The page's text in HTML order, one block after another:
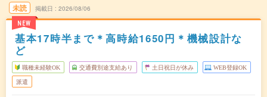
未読
NEW
掲載日 2026/08/06
基本17時半まで＊高時給1650円＊機械設計な
ど
職種未経験OK 交通費別途支給あり 土日祝日が休み WEB登録OK
派遣